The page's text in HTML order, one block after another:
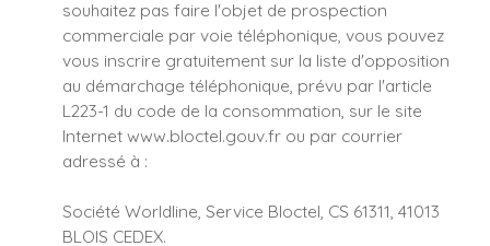
souhaitez pas faire l'objet de prospection
commerciale par voie téléphonique, vous pouvez
vous inscrire gratuitement sur la liste d'opposition
au démarchage téléphonique, prévu par l'article
L223-1 du code de la consommation, sur le site
Internet www.bloctel.gouv.fr ou par courrier
adressé à :
Société Worldline, Service Bloctel, CS 61311, 41013
BLOIS CEDEX.